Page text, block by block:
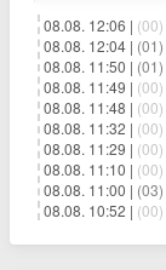
08.08. 12:06 | (00)
08.08. 12:04 | (01)
08.08. 11:50 | (01)
08.08. 11:49 | (00)
08.08. 11:48 | (00)
08.08. 11:32 | (00)
08.08. 11:29 | (00)
08.08. 11:10 | (00)
08.08. 11:00 | (03)
08.08. 10:52 | (00)